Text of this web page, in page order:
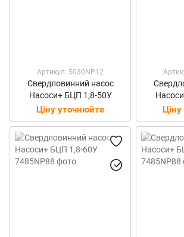
Артикул: 5030NP12
Свердловинний насос
Насоси+ БЦП 1,8-50У
Ціну уточнюйте